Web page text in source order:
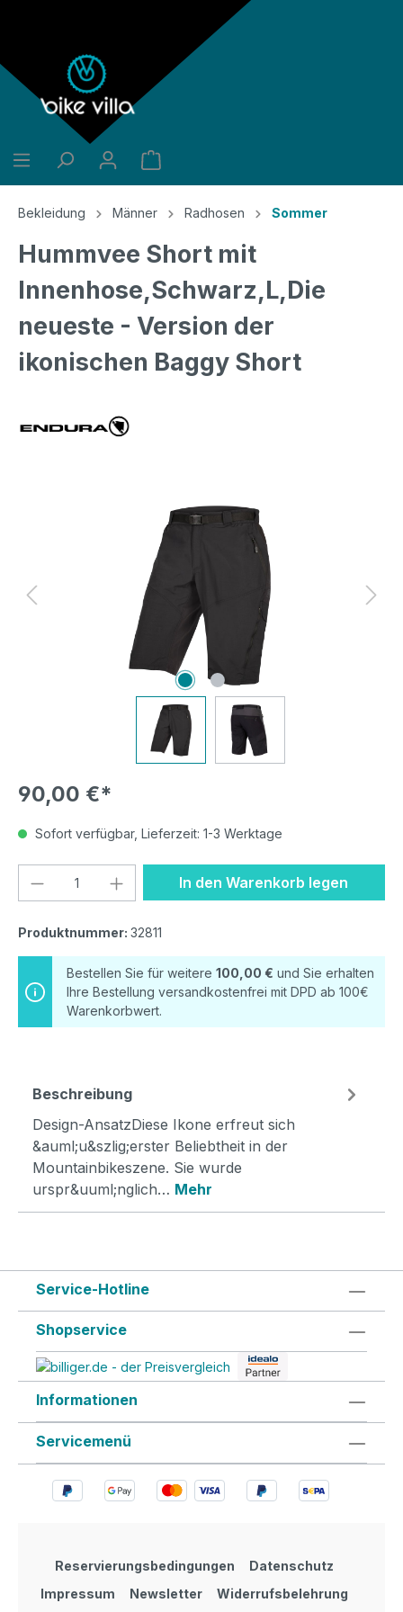
Bekleidung Männer Radhosen Sommer
Hummvee Short mit
Innenhose,Schwarz,L,Die
neueste - Version der
ikonischen Baggy Short
90,00 €*
Sofort verfügbar, Lieferzeit: 1-3 Werktage
Produkt Anzahl: Gib denIn den Warenkorb legen
Produktnummer: 32811
Bestellen Sie für weitere 100,00 € und Sie erhalten
Ihre Bestellung versandkostenfrei mit DPD ab 100€
Warenkorbwert.
Beschreibung
Design-AnsatzDiese Ikone erfreut sich
&auml;u&szlig;erster Beliebtheit in der
Mountainbikeszene. Sie wurde
urspr&uuml;nglich… Mehr
Service-Hotline
Shopservice
Informationen
Servicemenü
Reservierungsbedingungen
Datenschutz
Impressum
Newsletter Widerrufsbelehrung